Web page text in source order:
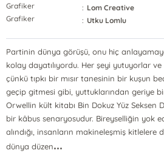
Grafiker
: Lom Creative
Grafiker
: Utku Lomlu
Partinin dünya görüşü, onu hiç
kolay dayatılıyordu. Her şeyi yutuyorlar
çünkü tıpkı bir mısır tanesinin bir kuşun
geçip gitmesi gibi, yuttuklarından geriye
Orwellin kült kitabı Bin Dokuz Yüz Seksen
bir kâbus senaryosudur. Bireyselliğin yok
alındığı, insanların makineleşmiş
dünya düzen...